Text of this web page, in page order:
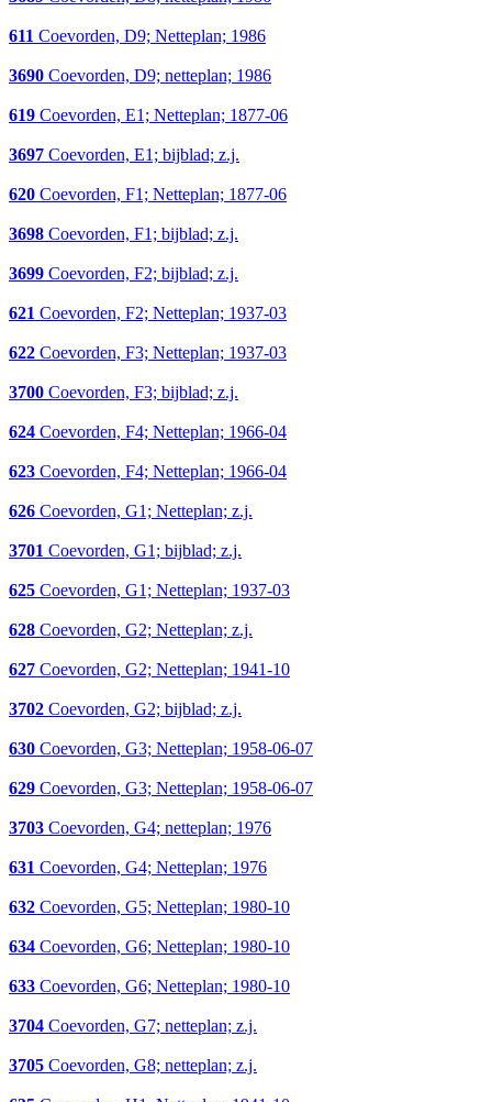
611 Coevorden, D9; Netteplan; 1986
3690 Coevorden, D9; netteplan; 1986
619 Coevorden, E1; Netteplan; 1877-06
3697 Coevorden, E1; bijblad; z.j.
620 Coevorden, F1; Netteplan; 1877-06
3698 Coevorden, F1; bijblad; z.j.
3699 Coevorden, F2; bijblad; z.j.
621 Coevorden, F2; Netteplan; 1937-03
622 Coevorden, F3; Netteplan; 1937-03
3700 Coevorden, F3; bijblad; z.j.
624 Coevorden, F4; Netteplan; 1966-04
623 Coevorden, F4; Netteplan; 1966-04
626 Coevorden, G1; Netteplan; z.j.
3701 Coevorden, G1; bijblad; z.j.
625 Coevorden, G1; Netteplan; 1937-03
628 Coevorden, G2; Netteplan; z.j.
627 Coevorden, G2; Netteplan; 1941-10
3702 Coevorden, G2; bijblad; z.j.
630 Coevorden, G3; Netteplan; 1958-06-07
629 Coevorden, G3; Netteplan; 1958-06-07
3703 Coevorden, G4; netteplan; 1976
631 Coevorden, G4; Netteplan; 1976
632 Coevorden, G5; Netteplan; 1980-10
634 Coevorden, G6; Netteplan; 1980-10
633 Coevorden, G6; Netteplan; 1980-10
3704 Coevorden, G7; netteplan; z.j.
3705 Coevorden, G8; netteplan; z.j.